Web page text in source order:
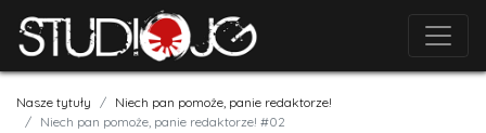
Nasze tytuły
Niech pan pomoże, panie redaktorze!
Niech pan pomoże, panie redaktorze! #02